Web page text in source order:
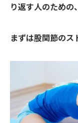
り返す人のための
まずは股関節のス